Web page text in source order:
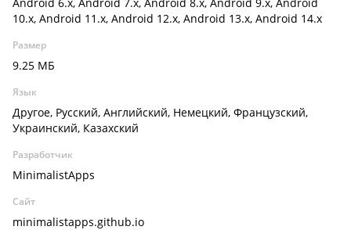
10.x, Android 11.x, Android 12.x, Android 13.x, Android 14.x
Размер
9.25 МБ
Язык
Другое, Русский, Английский, Немецкий, Французский,
Украинский, Казахский
Разработчик
MinimalistApps
Сайт
minimalistapps.github.io